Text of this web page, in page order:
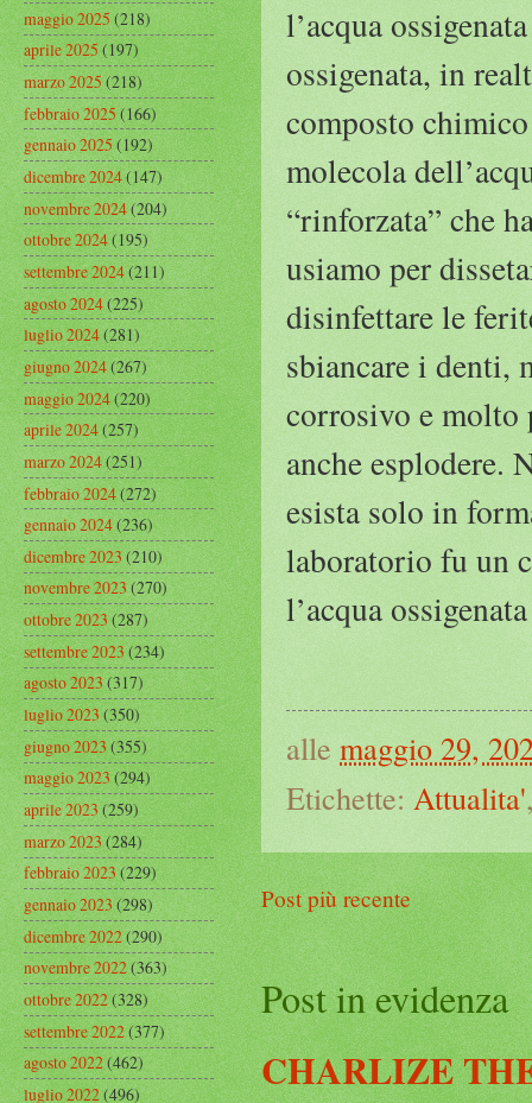
l’acqua
ossigenata, in
composto
molecola
“rinforzata” che
usiamo per
disinfettare le
sbiancare i denti,
corrosivo e molto
anche esplodere.
esista solo in
laboratorio fu un
l’acqua
alle maggio 29,
Etichette: Attualita'
Post più recente
Post in evidenza
CHARLIZE
maggio 2025(218)
aprile 2025(197)
marzo 2025(218)
febbraio 2025(166)
gennaio 2025(192)
dicembre 2024(147)
novembre 2024(204)
ottobre 2024(195)
settembre 2024(211)
agosto 2024(225)
luglio 2024(281)
giugno 2024(267)
maggio 2024(220)
aprile 2024(257)
marzo 2024(251)
febbraio 2024(272)
gennaio 2024(236)
dicembre 2023(210)
novembre 2023(270)
ottobre 2023(287)
settembre 2023(234)
agosto 2023(317)
luglio 2023(350)
giugno 2023(355)
maggio 2023(294)
aprile 2023(259)
marzo 2023(284)
febbraio 2023(229)
gennaio 2023(298)
dicembre 2022(290)
novembre 2022(363)
ottobre 2022(328)
settembre 2022(377)
agosto 2022(462)
luglio 2022(496)